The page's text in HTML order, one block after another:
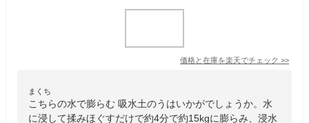
価格と在庫を楽天でチェック >>
まくち
こちらの水で膨らむ 吸水土のうはいかがでしょうか。水
に浸して揉みほぐすだけで約4分で約15kgに膨らみ、浸水